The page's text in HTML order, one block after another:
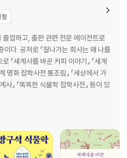
스 계몽주의 운동도 없었다?
화선 역할을 한 역사적 카페
원하는 커피
왜 ‘커피’에 집착했을까
이 의사들에게 명령해 ‘커피에 독성분이
은?
다?
민권을 얻은 베를린의 콘디토라이
라는 말의 의미는?
업하고, 출판 관련 전문 에이전트로
다. 공저로 『잘나가는 회사는 왜 나를
『세계사를 바꾼 커피 이야기』 『세계
명화 잡학사전 통조림』 『세상에서 가
』 『똑똑한 식물학 잡학사전』 등이 있